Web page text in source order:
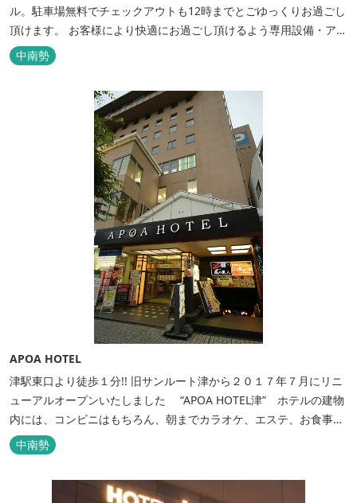
ル。駐車場無料でチェックアウトも12時までとごゆっくりお過ごし
頂けます。 お客様により快適にお過ごし頂けるよう専用設備・アメ
ニティ付き女性専用フロアやビジネスマンに最適なパソコン・プリ
ンター設置のお部屋など多種多様な部屋タイプ・サービスをご用
フェ＆レストランE...
中南勢
APOA HOTEL
津駅東口より徒歩１分!! 旧サンルート津から２０１７年７月にリニ
ューアルオープンいたしました “APOA HOTEL津” ホテルの建物
内には、コンビニはもちろん、朝までカラオケ、エステ、お食事も
いろいろなジャンルが楽しめます。 ホテル内施設 地下…創作料
理“舞の華” 居酒屋“風の蔵人” 居酒屋“居酒屋ならここが安いぜっ”
１階…コンビニエンスストア“ローソン” 和食“いせもん本店”...
中南勢